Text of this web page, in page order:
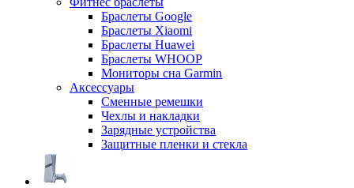
Браслеты Google
Браслеты Xiaomi
Браслеты Huawei
Браслеты WHOOP
Мониторы сна Garmin
Аксессуары
Сменные ремешки
Чехлы и накладки
Зарядные устройства
Защитные пленки и стекла